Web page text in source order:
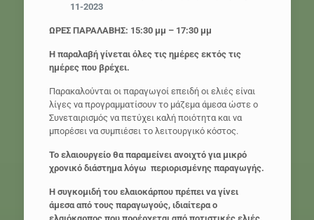
11-2023
ΩΡΕΣ ΠΑΡΑΛΑΒΗΣ: 15:30 μμ – 17:30 μμ
Η παραλαβή γίνεται όλες τις ημέρες εκτός τις
ημέρες που βρέχει.
Παρακαλούνται οι παραγωγοί επειδή οι ελιές είναι
λίγες να προγραμματίσουν το μάζεμα άμεσα ώστε ο
Συνεταιρισμός να πετύχει καλή ποιότητα και να
μπορέσει να συμπιέσει το λειτουργικό κόστος.
Το ελαιουργείο θα παραμείνει ανοιχτό για μικρό
χρονικό διάστημα λόγω περιορισμένης παραγωγής.
Η συγκομιδή του ελαιοκάρπου πρέπει να γίνει
άμεσα από τους παραγωγούς, ιδιαίτερα ο